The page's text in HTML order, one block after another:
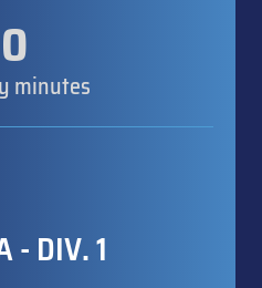
0
minutes
- DIV. 1